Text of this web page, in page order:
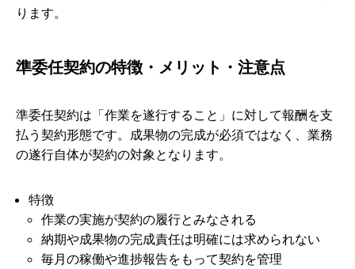
ります。
準委任契約の特徴・メリット・注意点
準委任契約は「作業を遂行すること」に対して報酬を支
払う契約形態です。成果物の完成が必須ではなく、業務
の遂行自体が契約の対象となります。
特徴
作業の実施が契約の履行とみなされる
納期や成果物の完成責任は明確には求められない
毎月の稼働や進捗報告をもって契約を管理